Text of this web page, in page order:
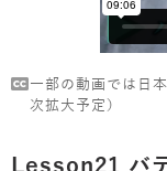
Lesson21 バ
一部の動画では日
次拡大予定）